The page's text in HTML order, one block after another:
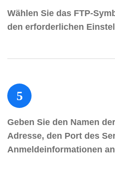
Wählen Sie das FTP-
den erforderlichen
5
Geben Sie den Namen
Adresse, den Port des
Anmeldeinformationen